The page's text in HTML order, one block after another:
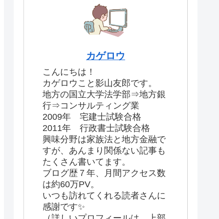
カゲロウ
こんにちは！
カゲロウこと影山友郎です。
地方の国立大学法学部⇒地方銀
行⇒コンサルティング業
2009年 宅建士試験合格
2011年 行政書士試験合格
興味分野は家族法と地方金融で
すが、あんまり関係ない記事も
たくさん書いてます。
ブログ歴７年、月間アクセス数
は約60万PV。
いつも訪れてくれる読者さんに
感謝です✨